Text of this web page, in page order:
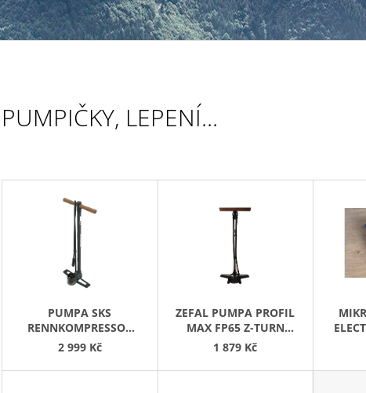
PUMPIČKY, LEPENÍ...
V
U
PUMPA SKS
RENNKOMPRESSOR
NXT DIGI
2 999 Kč
ZEFAL PUMPA PROFIL
MAX FP65 Z-TURN
STŘÍBRNÁ
1 879 Kč
499 Kč